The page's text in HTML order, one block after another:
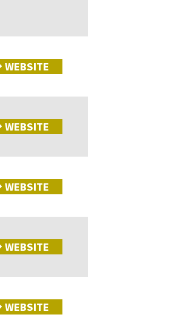
WEBSITE
WEBSITE
WEBSITE
WEBSITE
WEBSITE